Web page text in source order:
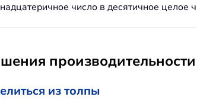
число в десятичное целое
из толпы